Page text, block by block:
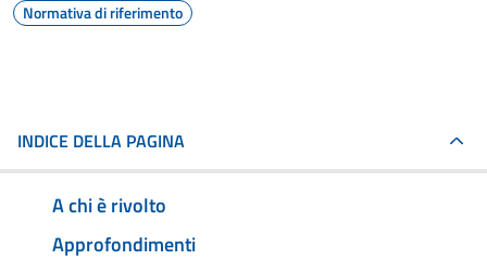
Normativa di riferimento
INDICE DELLA PAGINA
A chi è rivolto
Approfondimenti